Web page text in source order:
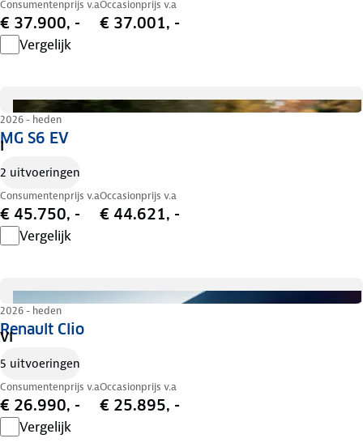
Consumentenprijs v.a
€ 37.900, -
Occasionprijs v.a
€ 37.001, -
Vergelijk
MG S6 EV
2026 - heden
I
2 uitvoeringen
Consumentenprijs v.a
€ 45.750, -
Occasionprijs v.a
€ 44.621, -
Vergelijk
Renault Clio
2026 - heden
VI
5 uitvoeringen
Consumentenprijs v.a
€ 26.990, -
Occasionprijs v.a
€ 25.895, -
Vergelijk